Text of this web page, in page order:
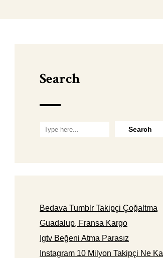
Search
Bedava Tumblr Takipçi Çoğaltma
Guadalup, Fransa Kargo
Igtv Beğeni Atma Parasız
Instagram 10 Milyon Takipçi Ne Ka